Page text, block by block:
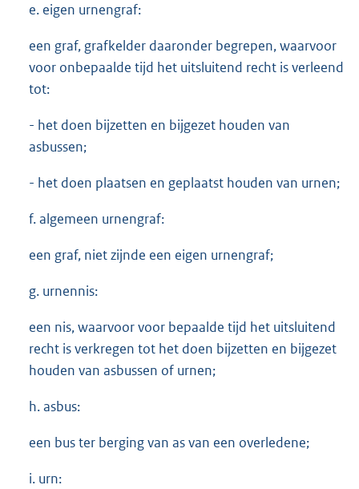
e. eigen urnengraf:
een graf, grafkelder daaronder begrepen, waarvoor
voor onbepaalde tijd het uitsluitend recht is verleend
tot:
- het doen bijzetten en bijgezet houden van
asbussen;
- het doen plaatsen en geplaatst houden van urnen;
f. algemeen urnengraf:
een graf, niet zijnde een eigen urnengraf;
g. urnennis:
een nis, waarvoor voor bepaalde tijd het uitsluitend
recht is verkregen tot het doen bijzetten en bijgezet
houden van asbussen of urnen;
h. asbus:
een bus ter berging van as van een overledene;
i. urn: